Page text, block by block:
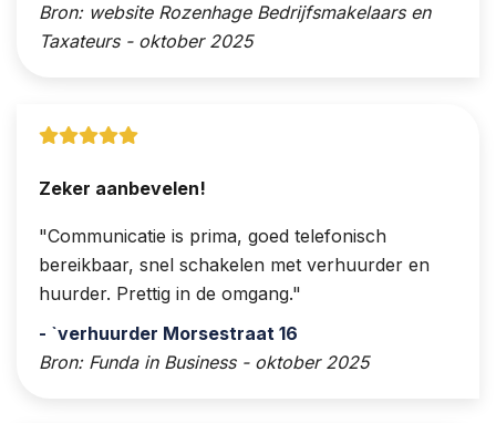
Bron: website Rozenhage Bedrijfsmakelaars en
Taxateurs - oktober 2025
Zeker aanbevelen!
Communicatie is prima, goed telefonisch
bereikbaar, snel schakelen met verhuurder en
huurder. Prettig in de omgang.
- `verhuurder Morsestraat 16
Bron: Funda in Business - oktober 2025